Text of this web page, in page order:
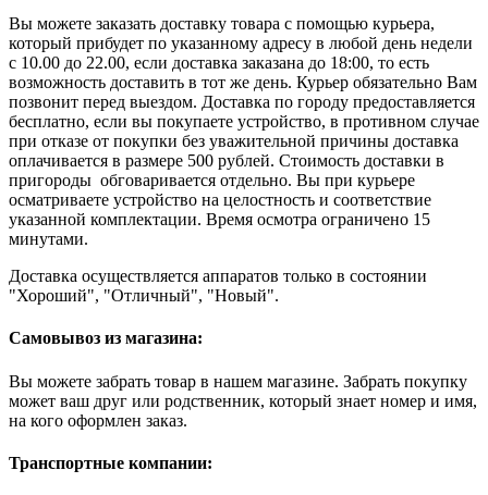
Вы можете заказать доставку товара с помощью курьера,
который прибудет по указанному адресу в любой день недели
с 10.00 до 22.00, если доставка заказана до 18:00, то есть
возможность доставить в тот же день. Курьер обязательно Вам
позвонит перед выездом. Доставка по городу предоставляется
бесплатно, если вы покупаете устройство, в противном случае
при отказе от покупки без уважительной причины доставка
оплачивается в размере 500 рублей. Стоимость доставки в
пригороды обговаривается отдельно. Вы при курьере
осматриваете устройство на целостность и соответствие
указанной комплектации. Время осмотра ограничено 15
минутами.
Доставка осуществляется аппаратов только в состоянии
"Хороший", "Отличный", "Новый".
Самовывоз из магазина:
Вы можете забрать товар в нашем магазине. Забрать покупку
может ваш друг или родственник, который знает номер и имя,
на кого оформлен заказ.
Транспортные компании: